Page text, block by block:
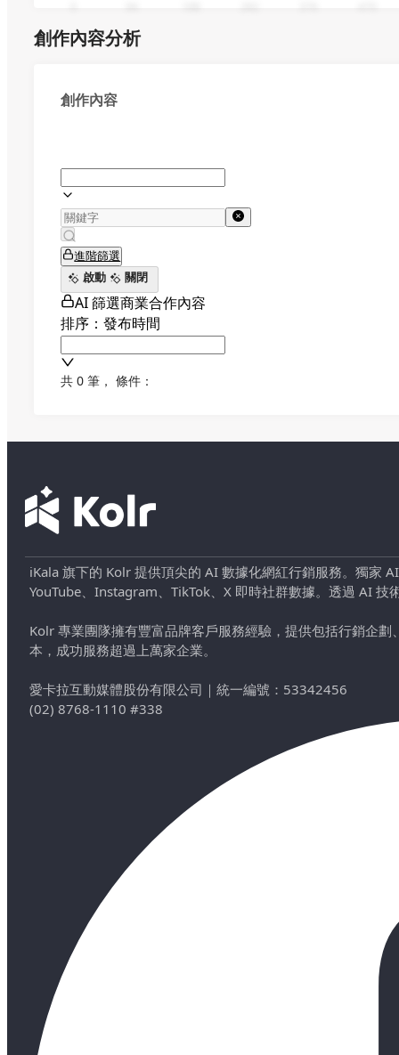
創作內容分析
創作內容
進階篩選
啟動
關閉
AI 篩選商業合作內容
排序：發布時間
共 0 筆 ， 條件：
iKala 旗下的 Kolr 提供頂尖的 AI 數據化網紅行銷服務。獨家
YouTube、Instagram、TikTok、X 即時社群數據。透過 AI
Kolr 專業團隊擁有豐富品牌客戶服務經驗，提供包括行銷企
本，成功服務超過上萬家企業。
愛卡拉互動媒體股份有限公司 ｜ 統一編號：53342456
(02) 8768-1110 #338